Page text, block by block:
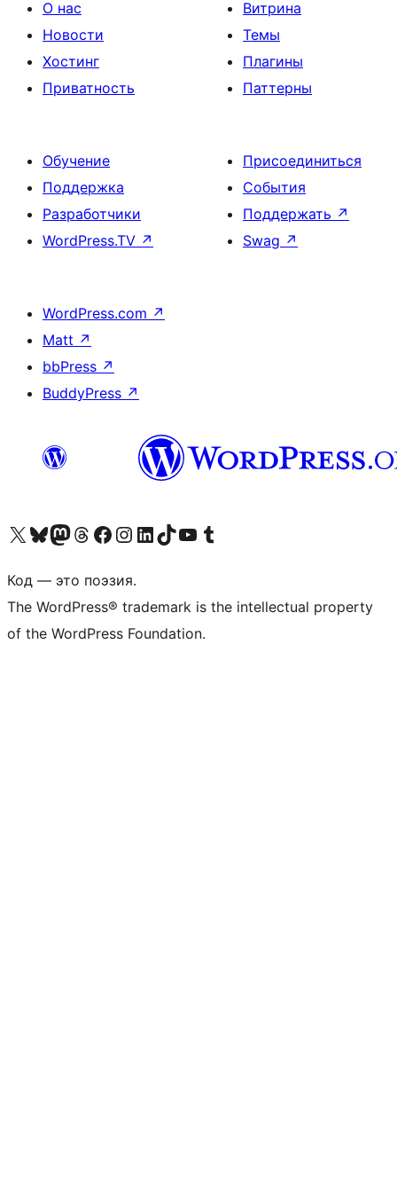
О нас
Новости
Хостинг
Приватность
Витрина
Темы
Плагины
Паттерны
Обучение
Поддержка
Разработчики
WordPress.TV ↗
Присоединиться
События
Поддержать ↗
Swag ↗
WordPress.com ↗
Matt ↗
bbPress ↗
BuddyPress ↗
Посетите нас в X (ранее Twitter)
Посетите нашу учётную запись в Bluesky
Посетите нашу ленту в Mastodon
Посетите нашу учётную запись в Threads
Посетите нашу страницу на Facebook
Посетите наш Instagram
Посетите нашу страницу в LinkedIn
Посетите нашу учётную запись в TikTok
Посетите наш канал YouTube
Посетите нашу учётную запись в Tumblr
Код — это поэзия.
The WordPress® trademark is the intellectual property
of the WordPress Foundation.